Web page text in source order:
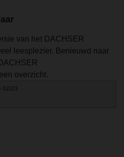
van het DACHSER
leesplezier. Benieuwd naar
overzicht.